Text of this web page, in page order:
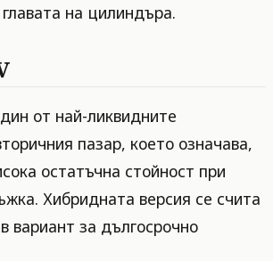
на цилиндъра.
от най-ликвидните
пазар, което означава,
остатъчна стойност при
Хибридната версия се счита
вариант за дългосрочно